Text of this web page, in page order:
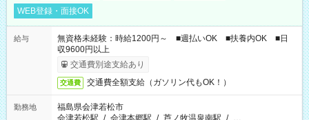
WEB登録・面接OK
給与
無資格未経験：時給1200円～ ■週払いOK ■扶養内OK ■日
収9600円以上
交通費別途支給あり
交通費 交通費全額支給（ガソリン代もOK！）
勤務地
福島県会津若松市
会津若松駅 / 会津本郷駅 / 芦ノ牧温泉南駅 / …